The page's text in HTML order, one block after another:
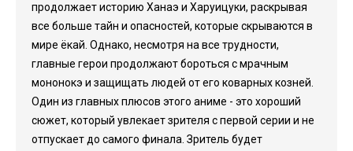
продолжает историю Ханаэ и Харуицуки, раскрывая
все больше тайн и опасностей, которые скрываются в
мире ёкай. Однако, несмотря на все трудности,
главные герои продолжают бороться с мрачным
мононокэ и защищать людей от его коварных козней.
Один из главных плюсов этого аниме - это хороший
сюжет, который увлекает зрителя с первой серии и не
отпускает до самого финала. Зритель будет